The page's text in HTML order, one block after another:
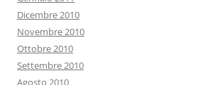
Dicembre 2010
Novembre 2010
Ottobre 2010
Settembre 2010